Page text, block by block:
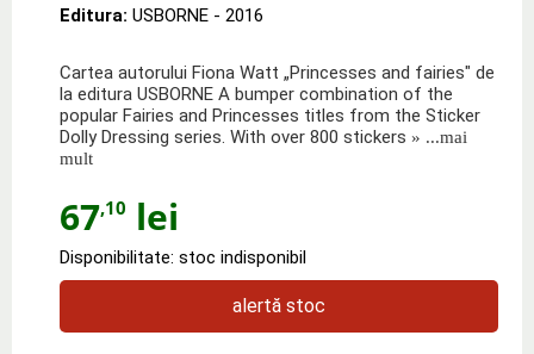
Editura: USBORNE - 2016
Cartea autorului Fiona Watt „Princesses and fairies" de
la editura USBORNE A bumper combination of the
popular Fairies and Princesses titles from the Sticker
Dolly Dressing series. With over 800 stickers » ...mai
mult
67,10 lei
Disponibilitate: stoc indisponibil
alertă stoc